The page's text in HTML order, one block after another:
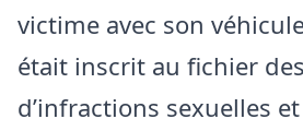
victime avec son
était inscrit au fichier
d’infractions sexuelles